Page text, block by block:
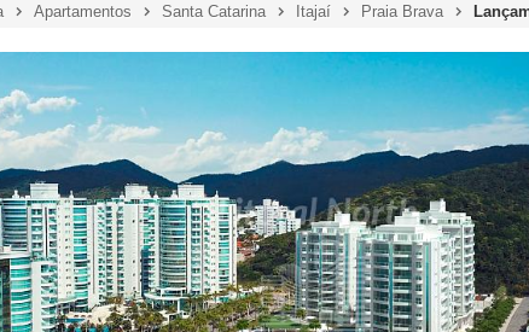
Apartamentos Santa Catarina Itajaí Praia Brava